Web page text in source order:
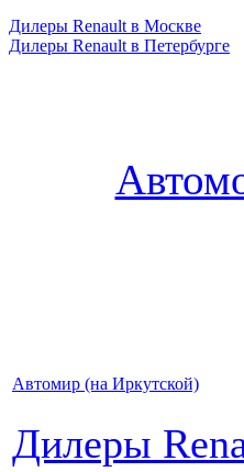
Дилеры Renault в Москве
Дилеры Renault в Петербурге
Автомир (на Иркутской)
Дилеры